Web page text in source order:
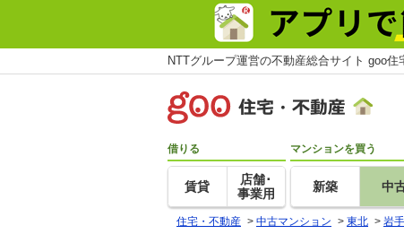
NTTグループ運営の不動産総合サイト goo住
借りる
賃貸
店舗･
事業用
マンションを買う
新築 中
住宅・不動産 > 中古マンション > 東北 > 岩